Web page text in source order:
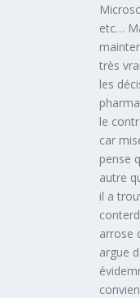
etc…
très
les
le
car
pense
autre
il a
arrose
argue